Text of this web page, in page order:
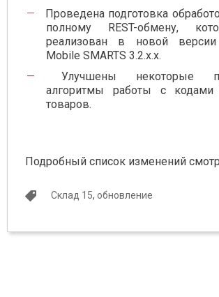
Проведена подготовка
полному REST-обмену,
реализован в новой
Mobile SMARTS 3.2.х.х.
Улучшены некоторые
алгоритмы работы с кодами
товаров.
Подробный список изменений
Склад 15, обновление